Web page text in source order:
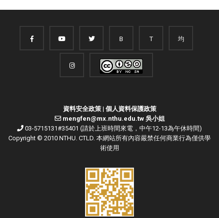
B T 均
資料安全政策| 個人資料保護政策
mengfen@mx.nthu.edu.tw 吳小姐
03-5715131#35401 (請於上班時間來電，中午12-13為午休時間)
Copyright © 2010 NTHU. CTLD. 本網站所有內容嚴禁任何商業行為僅供學
術使用